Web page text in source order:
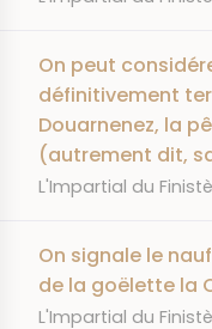
On peut
définitivement
Douarnenez, la
(autrement dit,
JOURNAL
L'Impartial du
On signale le
de la goëlette la
JOURNAL
L'Impartial du